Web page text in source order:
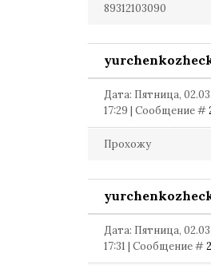
89312103090
Дата: Пятница,
17:29 | Сообщение #
Прохожу
Дата: Пятница,
17:31 | Сообщение #